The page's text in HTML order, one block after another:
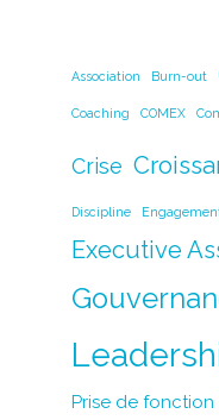
e
b
o
o
k
e
dI
n
Association Burn-out
Coaching COMEX
Crise
Discipline
Executive
Prise de fonction